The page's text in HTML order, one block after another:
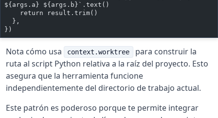
${args.a} ${args.b}`.text()
    return result.trim()
  },
})
Nota cómo usa context.worktree
para construir la
ruta al script Python relativa a la raíz del proyecto. Esto
asegura que la herramienta funcione
independientemente del directorio de trabajo actual.
Este patrón es poderoso porque te permite integrar